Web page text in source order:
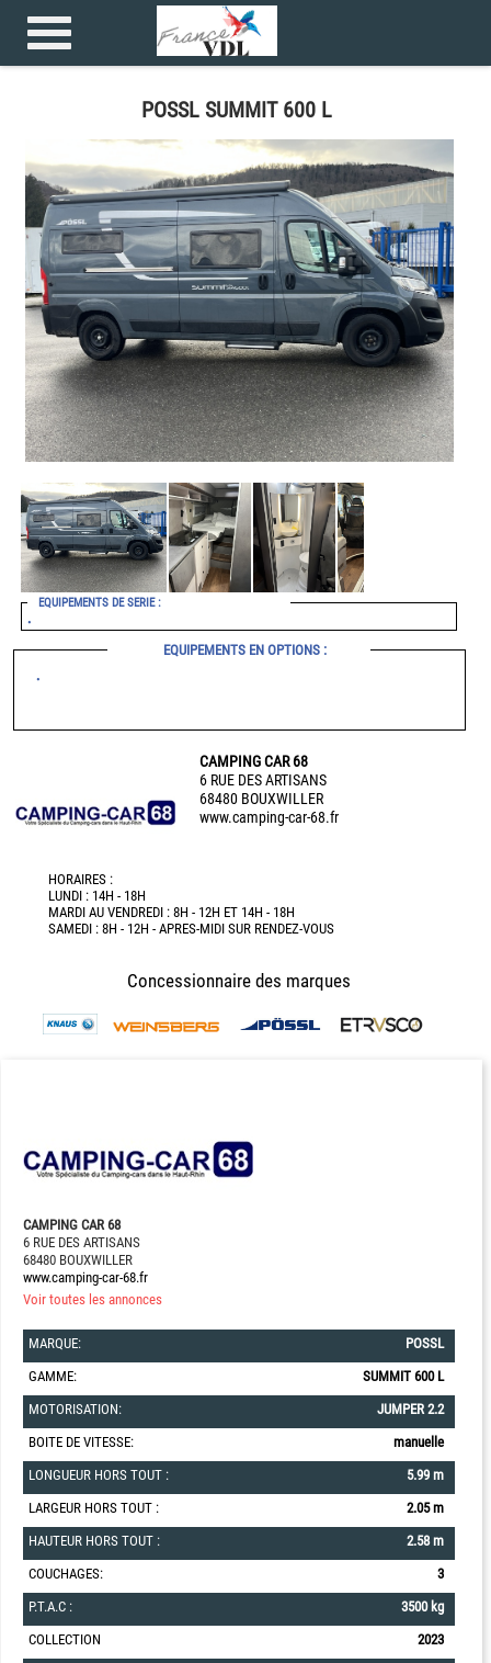
Accueil>Camping car >POSSL SUMMIT 600 L
POSSL SUMMIT 600 L
EQUIPEMENTS DE SERIE :
•
EQUIPEMENTS EN OPTIONS :
•
CAMPING CAR 68
6 RUE DES ARTISANS
68480 BOUXWILLER
www.camping-car-68.fr
HORAIRES :
LUNDI : 14H - 18H
MARDI AU VENDREDI : 8H - 12H ET 14H - 18H
SAMEDI : 8H - 12H - APRES-MIDI SUR RENDEZ-VOUS
Concessionnaire des marques
CAMPING CAR 68
6 RUE DES ARTISANS
68480 BOUXWILLER
www.camping-car-68.fr
Voir toutes les annonces
MARQUE:
POSSL
GAMME:
SUMMIT 600 L
MOTORISATION:
JUMPER 2.2
BOITE DE VITESSE:
manuelle
LONGUEUR HORS TOUT :
5.99 m
LARGEUR HORS TOUT :
2.05 m
HAUTEUR HORS TOUT :
2.58 m
COUCHAGES:
3
P.T.A.C :
3500 kg
COLLECTION
2023